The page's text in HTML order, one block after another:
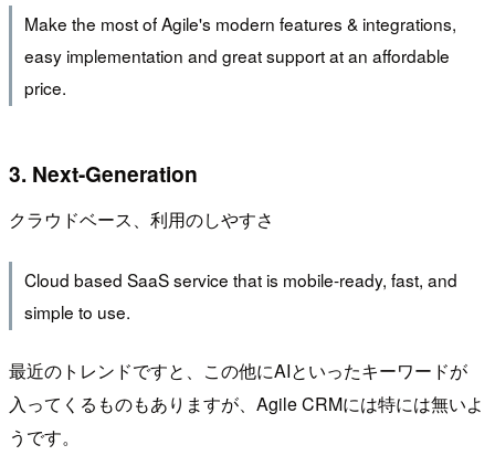
Make the most of Agile's modern features & integrations,
easy implementation and great support at an affordable
price.
3. Next-Generation
クラウドベース、利用のしやすさ
Cloud based SaaS service that is mobile-ready, fast, and
simple to use.
最近のトレンドですと、この他にAIといったキーワードが
入ってくるものもありますが、Agile CRMには特には無いよ
うです。